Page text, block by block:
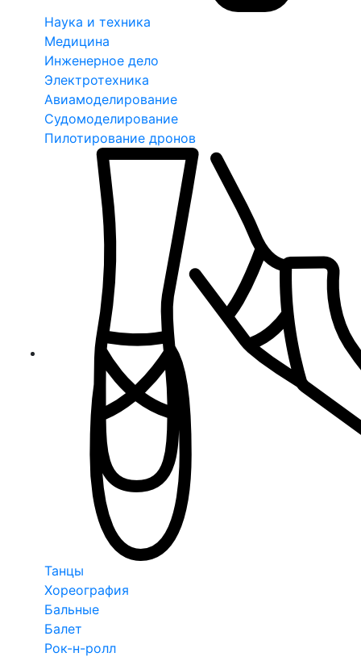
Наука и техника
Медицина
Инженерное дело
Электротехника
Авиамоделирование
Судомоделирование
Пилотирование дронов
Танцы
Хореография
Бальные
Балет
Рок-н-ролл